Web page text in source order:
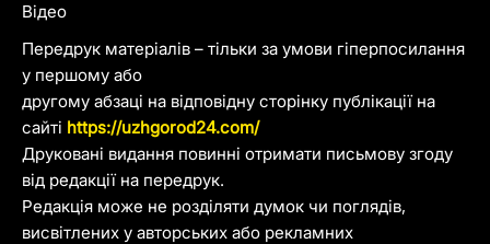
Передрук матеріалів – тільки за умови гіперпосилання
у першому або
другому абзаці на відповідну сторінку публікації на
сайті https://uzhgorod24.com/
Друковані видання повинні отримати письмову згоду
від редакції на передрук.
Редакція може не розділяти думок чи поглядів,
висвітлених у авторських або рекламних
Відео